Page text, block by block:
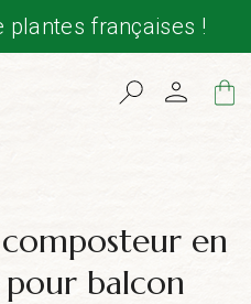
françaises !
Cart
en
balcon